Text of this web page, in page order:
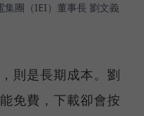
集團（IEI）董事長 劉文義
則是長期成本。劉
免費，下載卻會按